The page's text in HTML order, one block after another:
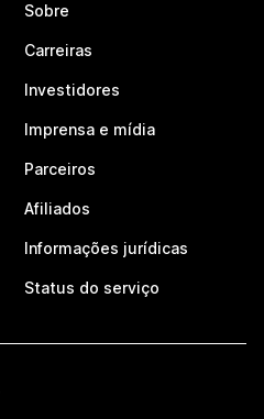
Sobre
Carreiras
Investidores
Imprensa e mídia
Parceiros
Afiliados
Informações jurídicas
Status do serviço